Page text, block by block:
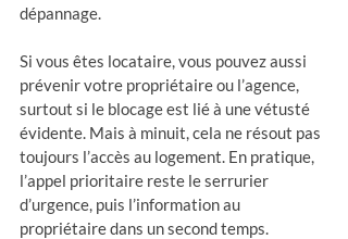
dépannage.
Si vous êtes locataire, vous pouvez aussi
prévenir votre propriétaire ou l’agence,
surtout si le blocage est lié à une vétusté
évidente. Mais à minuit, cela ne résout pas
toujours l’accès au logement. En pratique,
l’appel prioritaire reste le serrurier
d’urgence, puis l’information au
propriétaire dans un second temps.